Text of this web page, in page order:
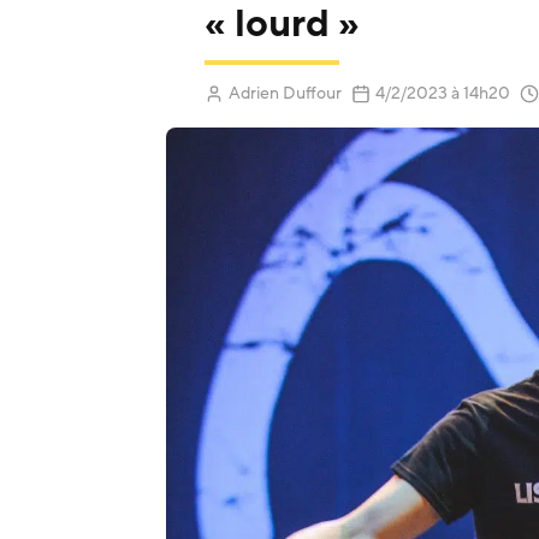
« lourd »
Adrien Duffour 4/2/2023 (Mis à jour
à 14h20